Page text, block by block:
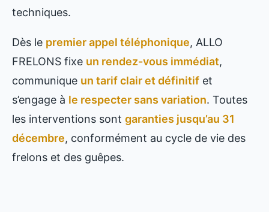
techniques.
Dès le premier appel téléphonique, ALLO
FRELONS fixe un rendez-vous immédiat,
communique un tarif clair et définitif et
s’engage à le respecter sans variation. Toutes
les interventions sont garanties jusqu’au 31
décembre, conformément au cycle de vie des
frelons et des guêpes.